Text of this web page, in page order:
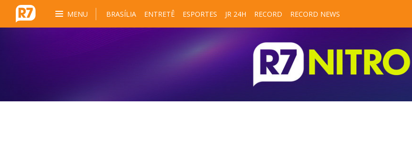
MENU BRASÍLIA ENTRETÊ ESPORTES JR 24H RECORD RECORD NEWS